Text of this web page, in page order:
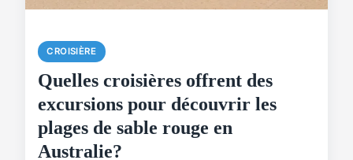
CROISIÈRE
Quelles croisières offrent des
excursions pour découvrir les
plages de sable rouge en
Australie?